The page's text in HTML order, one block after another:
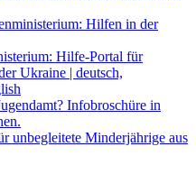
Hilfen in der
Hilfe-Portal für
Ukraine | deutsch,
Infobroschüre in
unbegleitete Minderjährige aus